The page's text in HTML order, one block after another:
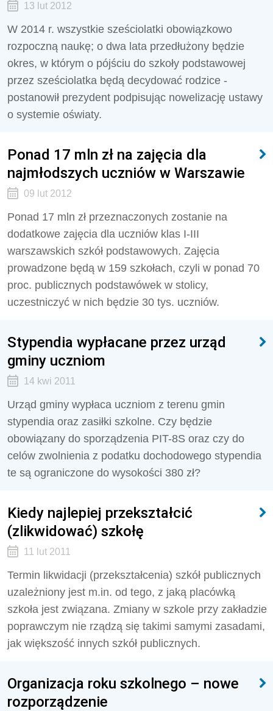
13 lut 2012
W 2014 r. wszystkie sześciolatki obowiązkowo
rozpoczną naukę; o dwa lata przedłużony będzie
okres, w którym o pójściu do szkoły podstawowej
przez sześciolatka będą decydować rodzice -
postanowił prezydent podpisując nowelizację ustawy
o systemie oświaty.
Ponad 17 mln zł na zajęcia dla
najmłodszych uczniów w Warszawie
09 lut 2012
Ponad 17 mln zł przeznaczonych zostanie na
dodatkowe zajęcia dla uczniów klas I-III
warszawskich szkół podstawowych. Zajęcia
prowadzone będą w 159 szkołach, czyli w ponad 70
proc. publicznych podstawówek w stolicy,
uczestniczyć w nich będzie 30 tys. uczniów.
Stypendia wypłacane przez urząd
gminy uczniom
14 kwi 2011
Urząd gminy wypłaca uczniom z terenu gmin
stypendia oraz zasiłki szkolne. Czy będzie
obowiązany do sporządzenia PIT-8S oraz czy do
celów zwolnienia z podatku dochodowego stypendia
te są ograniczone do wysokości 380 zł?
Kiedy najlepiej przekształcić
(zlikwidować) szkołę
11 lut 2011
Termin likwidacji (przekształcenia) szkół publicznych
uzależniony jest m.in. od tego, z jaką placówką
szkoła jest związana. Zmiany w szkole przy zakładzie
poprawczym nie rządzą się takimi samymi zasadami,
jak większość innych szkół publicznych.
Organizacja roku szkolnego – nowe
rozporządzenie